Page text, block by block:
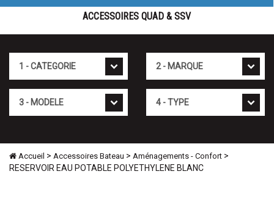
ACCESSOIRES QUAD & SSV
Accueil > Accessoires Bateau > Aménagements - Confort >
RESERVOIR EAU POTABLE POLYETHYLENE BLANC